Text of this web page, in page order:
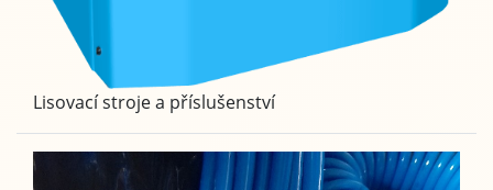
Lisovací stroje a příslušenství